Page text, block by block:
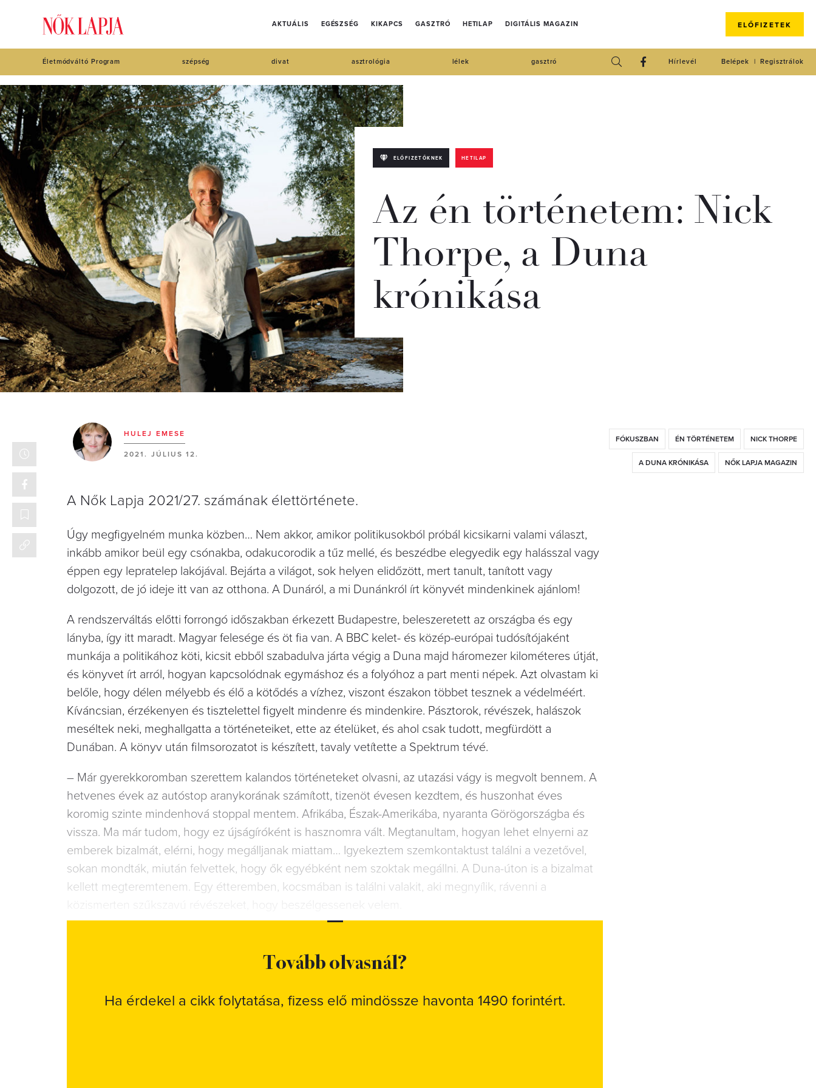
AKTUÁLIS EGÉSZSÉG KIKAPCS GASZTRÓ HETILAP DIGITÁLIS MAGAZIN ELŐFIZETEK
Életmódváltó Program szépség divat asztrológia lélek gasztró Regisztrálok
Belépek
Hírlevél
ELŐFIZETŐKNEK HETILAP
Az én történetem: Nick
Thorpe, a Duna
krónikása
HULEJ EMESE
2021. JÚLIUS 12.
FÓKUSZBAN ÉN TÖRTÉNETEM NICK THORPE
A DUNA KRÓNIKÁSA NŐK LAPJA MAGAZIN
A Nők Lapja 2021/27. számának élettörténete.
Úgy megfigyelném munka közben… Nem akkor, amikor politikusokból próbál kicsikarni valami választ,
inkább amikor beül egy csónakba, odakucorodik a tűz mellé, és beszédbe elegyedik egy halásszal vagy
éppen egy lepratelep lakójával. Bejárta a világot, sok helyen elidőzött, mert tanult, tanított vagy
dolgozott, de jó ideje itt van az otthona. A Dunáról, a mi Dunánkról írt könyvét mindenkinek ajánlom!
A rendszerváltás előtti forrongó időszakban érkezett Budapestre, beleszeretett az országba és egy
lányba, így itt maradt. Magyar felesége és öt fia van. A BBC kelet- és közép-európai tudósítójaként
munkája a politikához köti, kicsit ebből szabadulva járta végig a Duna majd háromezer kilométeres útját,
és könyvet írt arról, hogyan kapcsolódnak egymáshoz és a folyóhoz a part menti népek. Azt olvastam ki
belőle, hogy délen mélyebb és élő a kötődés a vízhez, viszont északon többet tesznek a védelméért.
Kíváncsian, érzékenyen és tisztelettel figyelt mindenre és mindenkire. Pásztorok, révészek, halászok
meséltek neki, meghallgatta a történeteiket, ette az ételüket, és ahol csak tudott, megfürdött a
Dunában. A könyv után filmsorozatot is készített, tavaly vetítette a Spektrum tévé.
– Már gyerekkoromban szerettem kalandos történeteket olvasni, az utazási vágy is megvolt bennem. A
hetvenes évek az autóstop aranykorának számított, tizenöt évesen kezdtem, és huszonhat éves
koromig szinte mindenhová stoppal mentem. Afrikába, Észak-Amerikába, nyaranta Görögországba és
vissza. Ma már tudom, hogy ez újságíróként is hasznomra vált. Megtanultam, hogyan lehet elnyerni az
emberek bizalmát, elérni, hogy megálljanak miattam… Igyekeztem szemkontaktust találni a vezetővel,
sokan mondták, miután felvettek, hogy ők egyébként nem szoktak megállni. A Duna-úton is a bizalmat
kellett megteremtenem. Egy étteremben, kocsmában is találni valakit, aki megnyílik, rávenni a
Tovább olvasnál?
Ha érdekel a cikk folytatása, fizess elő mindössze havonta 1490 forintért.